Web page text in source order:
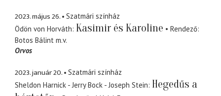
2023. május 26.
Szatmári színház
Ödön von Horváth Kasimir és Karoline
Rendező
Botos Bálint m.v.
Orvos
2023. január 20.
Szatmári színház
Sheldon Harnick - Jerry Bock - Joseph Stein Hegedűs a